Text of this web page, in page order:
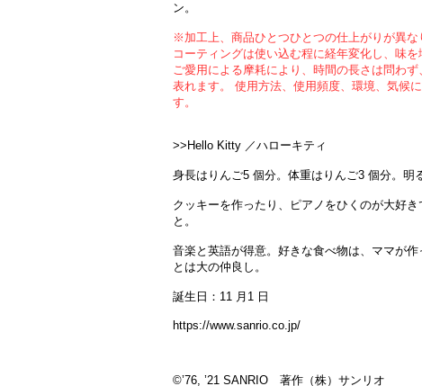
ン。
※加工上、商品ひとつひとつの仕上がりが異な
コーティングは使い込む程に経年変化し、味を
ご愛用による摩耗により、時間の長さは問わ
表れます。 使用方法、使用頻度、環境、気候
す。
>>Hello Kitty ／ハローキティ
身長はりんご5 個分。体重はりんご3 個分。明
クッキーを作ったり、ピアノをひくのが大好
と。
音楽と英語が得意。好きな食べ物は、ママが
とは大の仲良し。
誕生日：11 月1 日
https://www.sanrio.co.jp/
©️’76, ’21 SANRIO 著作（株）サンリオ